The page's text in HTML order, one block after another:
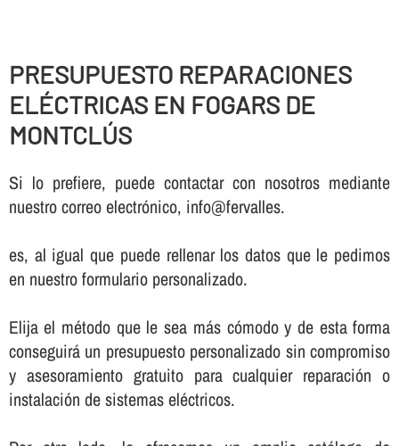
PRESUPUESTO REPARACIONES
ELÉCTRICAS EN FOGARS DE
MONTCLÚS
Si lo prefiere, puede contactar con nosotros mediante
nuestro correo electrónico, info@fervalles.
es, al igual que puede rellenar los datos que le pedimos
en nuestro formulario personalizado.
Elija el método que le sea más cómodo y de esta forma
conseguirá un presupuesto personalizado sin compromiso
y asesoramiento gratuito para cualquier reparación o
instalación de sistemas eléctricos.